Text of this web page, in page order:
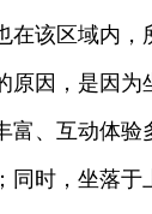
在该区域内
原因，是因为
富、互动体验
同时，坐落于